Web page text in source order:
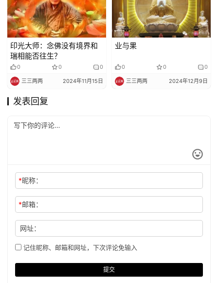
印光大师：念佛没有境界和
瑞相能否往生？
0 0 0
三三两两 2024年11月15日
业与果
0 0 0
三三两两 2024年12月9日
发表回复
*昵称：
*邮箱：
网址：
记住昵称、邮箱和网址，下次评论免输入
提交